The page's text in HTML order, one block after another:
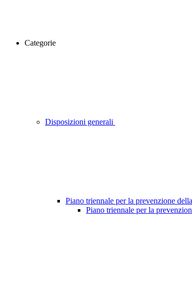
Categorie
Disposizioni generali
Piano triennale per la prevenzione
Piano triennale per la